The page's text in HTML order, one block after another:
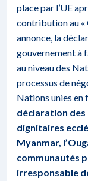
place par l’UE
contribution au «
annonce, la
gouvernement à
au niveau des
processus de
Nations unies en
déclaration des
dignitaires
Myanmar,
communautés
irresponsable